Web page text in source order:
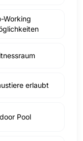
Working
erlaubt
Pool